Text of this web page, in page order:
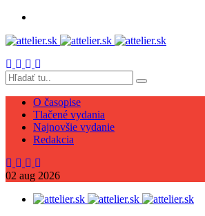
O časopise
Tlačené vydania
Najnovšie vydanie
Redakcia
02 aug 2026